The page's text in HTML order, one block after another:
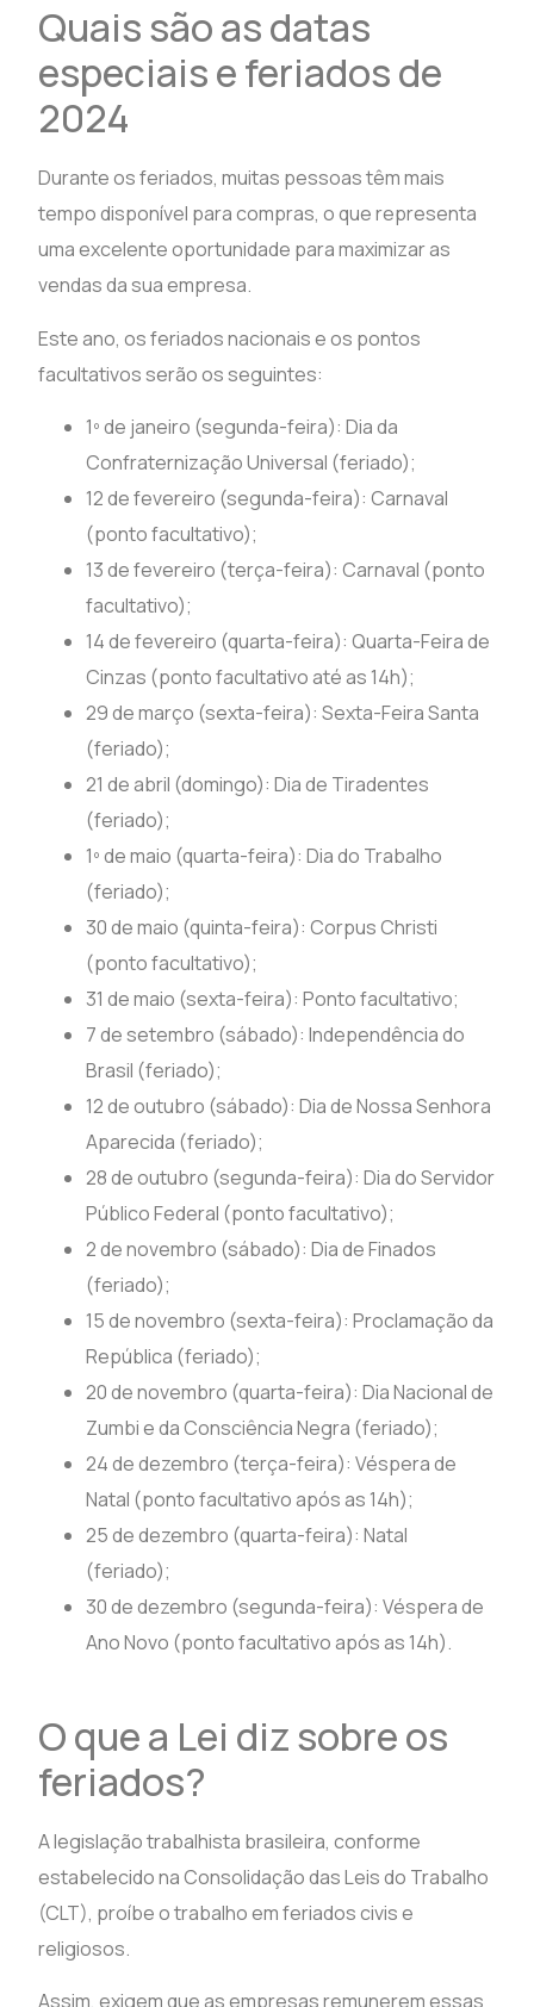
Quais são as datas
especiais e feriados de
2024
Durante os feriados, muitas pessoas têm mais
tempo disponível para compras, o que representa
uma excelente oportunidade para maximizar as
vendas da sua empresa.
Este ano, os feriados nacionais e os pontos
facultativos serão os seguintes:
1º de janeiro (segunda-feira): Dia da
Confraternização Universal (feriado);
12 de fevereiro (segunda-feira): Carnaval
(ponto facultativo);
13 de fevereiro (terça-feira): Carnaval (ponto
facultativo);
14 de fevereiro (quarta-feira): Quarta-Feira de
Cinzas (ponto facultativo até as 14h);
29 de março (sexta-feira): Sexta-Feira Santa
(feriado);
21 de abril (domingo): Dia de Tiradentes
(feriado);
1º de maio (quarta-feira): Dia do Trabalho
(feriado);
30 de maio (quinta-feira): Corpus Christi
(ponto facultativo);
31 de maio (sexta-feira): Ponto facultativo;
7 de setembro (sábado): Independência do
Brasil (feriado);
12 de outubro (sábado): Dia de Nossa Senhora
Aparecida (feriado);
28 de outubro (segunda-feira): Dia do Servidor
Público Federal (ponto facultativo);
2 de novembro (sábado): Dia de Finados
(feriado);
15 de novembro (sexta-feira): Proclamação da
República (feriado);
20 de novembro (quarta-feira): Dia Nacional de
Zumbi e da Consciência Negra (feriado);
24 de dezembro (terça-feira): Véspera de
Natal (ponto facultativo após as 14h);
25 de dezembro (quarta-feira): Natal
(feriado);
30 de dezembro (segunda-feira): Véspera de
Ano Novo (ponto facultativo após as 14h).
O que a Lei diz sobre os
feriados?
A legislação trabalhista brasileira, conforme
estabelecido na Consolidação das Leis do Trabalho
(CLT), proíbe o trabalho em feriados civis e
religiosos.
Assim, exigem que as empresas remunerem essas